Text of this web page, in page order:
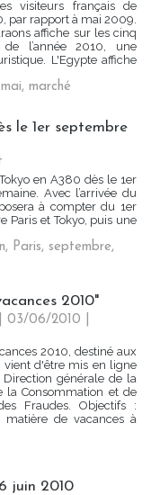
visiteurs français de
par rapport à mai 2009.
affiche sur les cinq
l’année 2010, une
L'Egypte affiche
mai, marché
le 1er septembre
en A380 dès le 1er
Avec l’arrivée du
à compter du 1er
Paris et Tokyo, puis une
, Paris, septembre,
2010"
03/06/2010
2010, destiné aux
vient d'être mis en ligne
générale de la
la Consommation et de
Fraudes. Objectifs :
de vacances à
juin 2010